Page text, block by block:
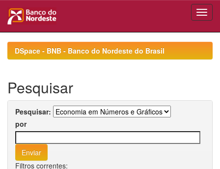
navigationDSpace - BNB - Banco do Nordeste do Brasil
Pesquisar
Pesquisar:
por
Filtros correntes: